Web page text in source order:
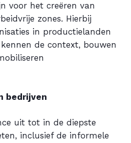
voor het creëren van
zones. Hierbij
in productielanden
de context, bouwen
bedrijven
uit tot in de diepste
inclusief de informele